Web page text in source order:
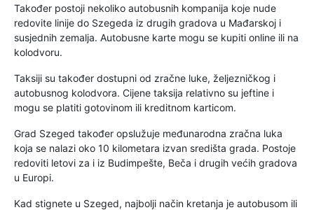
Također postoji nekoliko autobusnih kompanija koje nude
redovite linije do Szegeda iz drugih gradova u Mađarskoj i
susjednih zemalja. Autobusne karte mogu se kupiti online ili na
kolodvoru.
Taksiji su također dostupni od zračne luke, željezničkog i
autobusnog kolodvora. Cijene taksija relativno su jeftine i
mogu se platiti gotovinom ili kreditnom karticom.
Grad Szeged također opslužuje međunarodna zračna luka
koja se nalazi oko 10 kilometara izvan središta grada. Postoje
redoviti letovi za i iz Budimpešte, Beča i drugih većih gradova
u Europi.
Kad stignete u Szeged, najbolji način kretanja je autobusom ili